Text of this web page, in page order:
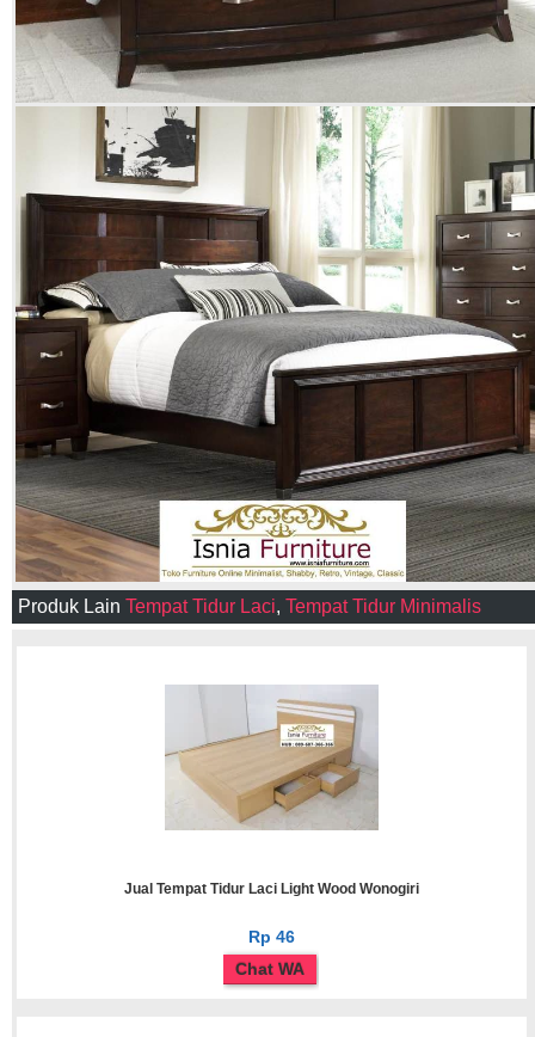
Produk Lain Tempat Tidur Laci, Tempat Tidur Minimalis
Jual Tempat Tidur Laci Light Wood Wonogiri
Rp 46
Chat WA